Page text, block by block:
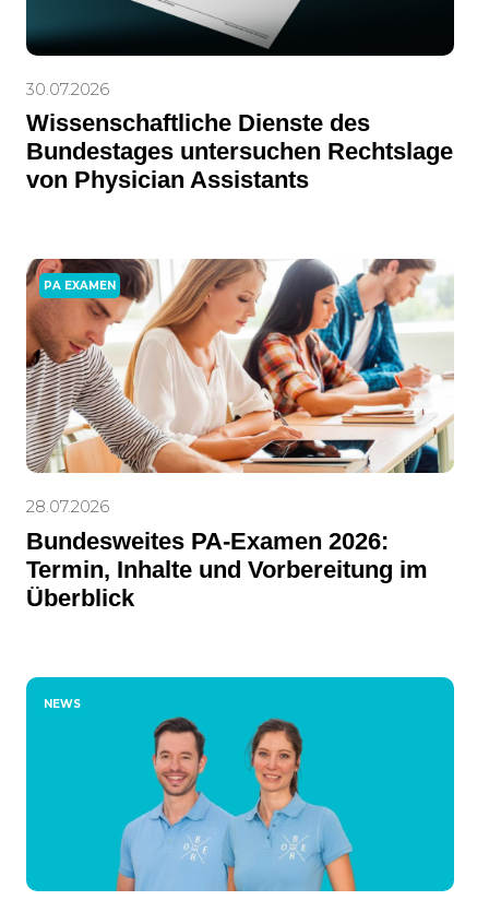
30.07.2026
Wissenschaftliche Dienste des
Bundestages untersuchen Rechtslage
von Physician Assistants
PA EXAMEN
28.07.2026
Bundesweites PA-Examen 2026:
Termin, Inhalte und Vorbereitung im
Überblick
NEWS